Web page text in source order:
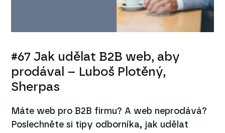
#67 Jak udělat B2B web, aby
prodával – Luboš Plotěný,
Sherpas
Máte web pro B2B firmu? A web neprodává?
Poslechněte si tipy odborníka, jak udělat